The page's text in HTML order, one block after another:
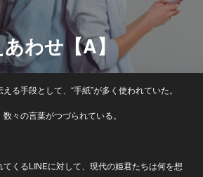
わせ【A】
る手段として、“手紙”が多く使われていた。
々の言葉がつづられている。
くるLINEに対して、現代の姫君たちは何を想